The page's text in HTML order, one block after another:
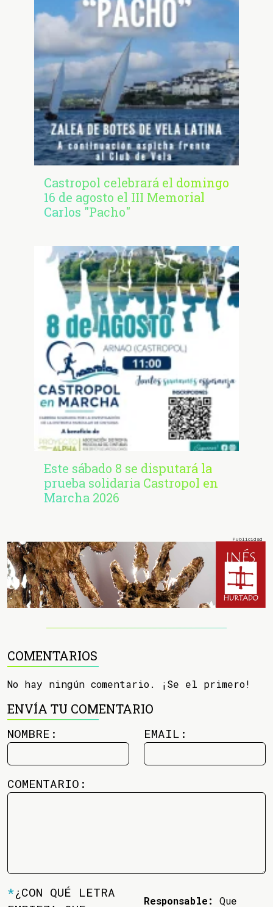
Castropol celebrará el domingo
16 de agosto el III Memorial
Carlos "Pacho"
Este sábado 8 se disputará la
prueba solidaria Castropol en
Marcha 2026
COMENTARIOS
No hay ningún comentario. ¡Se el primero!
ENVÍA TU COMENTARIO
NOMBRE: EMAIL:
COMENTARIO:
*¿CON QUÉ LETRA
Responsable: Que